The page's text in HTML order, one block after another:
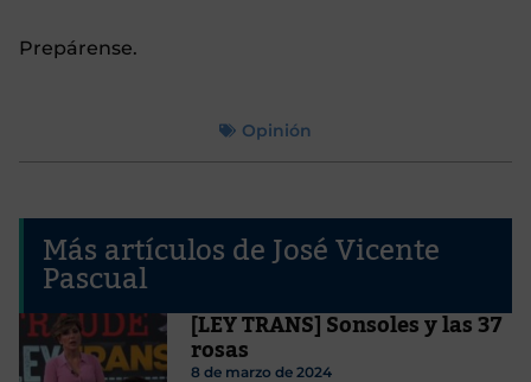
Prepárense.
Opinión
Más artículos de José Vicente
Pascual
[LEY TRANS] Sonsoles y las 37
rosas
8 de marzo de 2024